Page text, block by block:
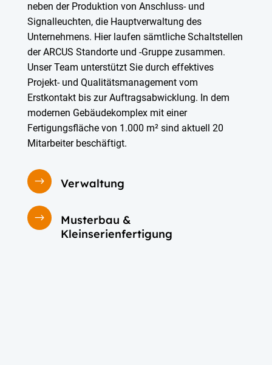
neben der Produktion von Anschluss- und
Signalleuchten, die Hauptverwaltung des
Unternehmens. Hier laufen sämtliche Schaltstellen
der ARCUS Standorte und -Gruppe zusammen.
Unser Team unterstützt Sie durch effektives
Projekt- und Qualitätsmanagement vom
Erstkontakt bis zur Auftragsabwicklung. In dem
modernen Gebäudekomplex mit einer
Fertigungsfläche von 1.000 m² sind aktuell 20
Mitarbeiter beschäftigt.
$ Verwaltung
$
Musterbau &
Kleinserienfertigung